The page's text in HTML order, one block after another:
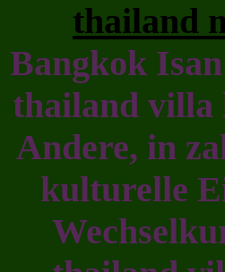
thailand
Bangkok
thailand villa
Andere, in
kulturelle